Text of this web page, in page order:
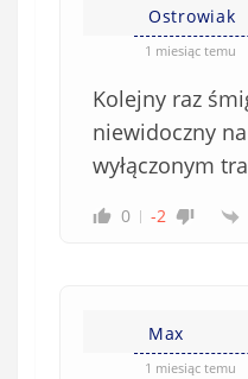
Ostrowiak
1 miesiąc temu
Kolejny raz
niewidoczny
wyłączonym
0 -2
Max
1 miesiąc temu